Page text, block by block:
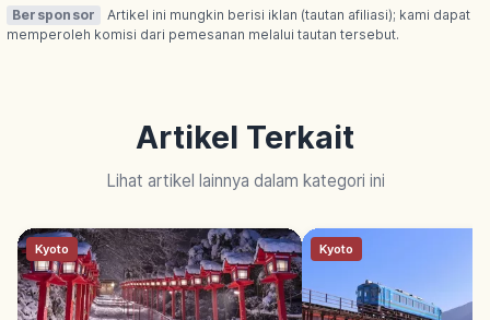
Bersponsor
Artikel ini mungkin berisi iklan (tautan afiliasi); kami dapat
memperoleh komisi dari pemesanan melalui tautan tersebut.
Artikel Terkait
Lihat artikel lainnya dalam kategori ini
Kyoto Kyoto